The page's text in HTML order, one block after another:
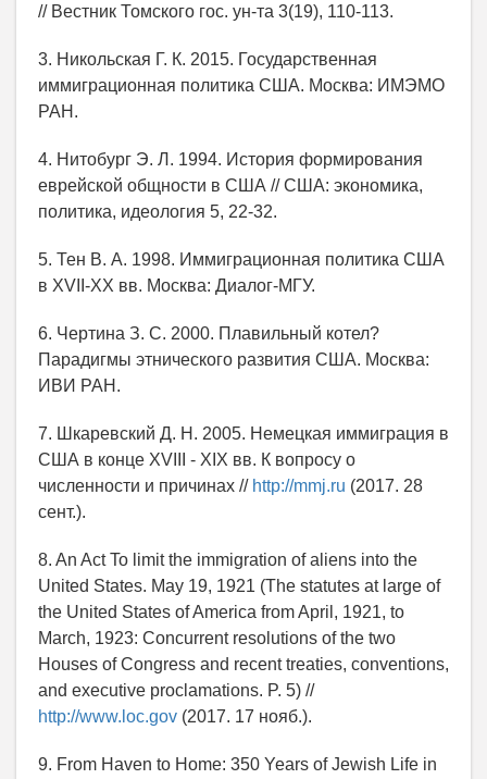
// Вестник Томского гос. ун-та 3(19), 110-113.
3. Никольская Г. К. 2015. Государственная
иммиграционная политика США. Москва: ИМЭМО
РАН.
4. Нитобург Э. Л. 1994. История формирования
еврейской общности в США // США: экономика,
политика, идеология 5, 22-32.
5. Тен В. А. 1998. Иммиграционная политика США
в XVII-XX вв. Москва: Диалог-МГУ.
6. Чертина З. С. 2000. Плавильный котел?
Парадигмы этнического развития США. Москва:
ИВИ РАН.
7. Шкаревский Д. Н. 2005. Немецкая иммиграция в
США в конце XVIII - XIX вв. К вопросу о
численности и причинах // http://mmj.ru (2017. 28
сент.).
8. An Act To limit the immigration of aliens into the
United States. May 19, 1921 (The statutes at large of
the United States of America from April, 1921, to
March, 1923: Concurrent resolutions of the two
Houses of Congress and recent treaties, conventions,
and executive proclamations. P. 5) //
http://www.loc.gov (2017. 17 нояб.).
9. From Haven to Home: 350 Years of Jewish Life in